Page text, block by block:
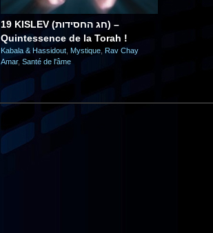
19 KISLEV (חג החסידות) –
Quintessence de la Torah !
Kabala & Hassidout Mystique Rav Chay
Amar, Santé de l'âme